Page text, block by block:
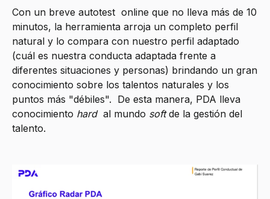
Con un breve autotest online que no lleva más de 10
minutos, la herramienta arroja un completo perfil
natural y lo compara con nuestro perfil adaptado
(cuál es nuestra conducta adaptada frente a
diferentes situaciones y personas) brindando un gran
conocimiento sobre los talentos naturales y los
puntos más "débiles". De esta manera, PDA lleva
conocimiento hard al mundo softde la gestión del
talento.